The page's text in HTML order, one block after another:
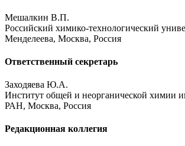
Мешалкин В.П.
Российский химико-технологический
Менделеева, Москва, Россия
Ответственный секретарь
Заходяева Ю.А.
Институт общей и неорганической химии
РАН, Москва, Россия
Редакционная коллегия